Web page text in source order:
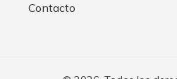
Contacto